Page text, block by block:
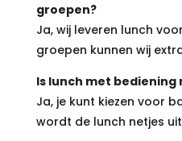
groepen?
Ja, wij leveren lunch
groepen kunnen wij
Is lunch met bediening
Ja, je kunt kiezen voor
wordt de lunch netjes